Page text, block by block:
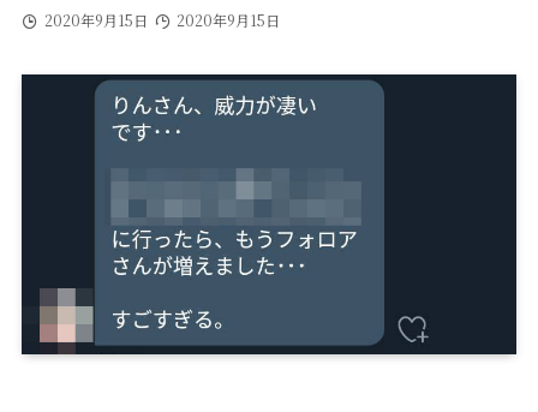
2020年9月15日 2020年9月15日